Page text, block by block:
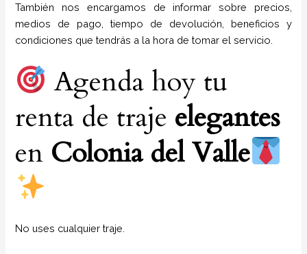
También nos encargamos de informar sobre precios,
medios de pago, tiempo de devolución, beneficios y
condiciones que tendrás a la hora de tomar el servicio.
Agenda hoy tu
renta de traje elegantes
en Colonia del Valle
No uses cualquier traje.